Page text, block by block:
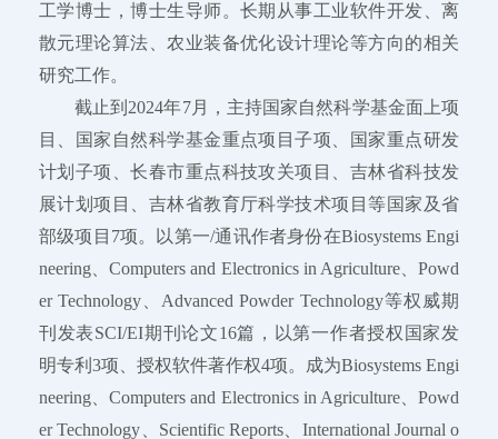
工学博士，博士生导师。长期从事工业软件开发、离
散元理论算法、农业装备优化设计理论等方向的相关
研究工作。
截止到2024年7月，主持国家自然科学基金面上项
目、国家自然科学基金重点项目子项、国家重点研发
计划子项、长春市重点科技攻关项目、吉林省科技发
展计划项目、吉林省教育厅科学技术项目等国家及省
部级项目7项。以第一/通讯作者身份在Biosystems Engi
neering、Computers and Electronics in Agriculture、Powd
er Technology、Advanced Powder Technology等权威期
刊发表SCI/EI期刊论文16篇，以第一作者授权国家发
明专利3项、授权软件著作权4项。成为Biosystems Engi
neering、Computers and Electronics in Agriculture、Powd
er Technology、Scientific Reports、International Journal o